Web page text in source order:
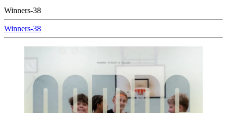
Winners-38
Beitragsnavigation
Winners-38